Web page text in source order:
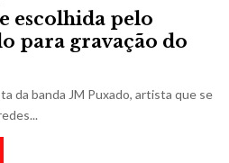
escolhida pelo
para gravação do
da banda JM Puxado, artista que se